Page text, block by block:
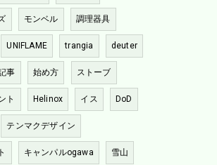
モンベル 調理器具
UNIFLAME trangia deuter
事 始め方 ストーブ
ト Helinox イス DoD
テンマクデザイン
キャンパルogawa 雪山